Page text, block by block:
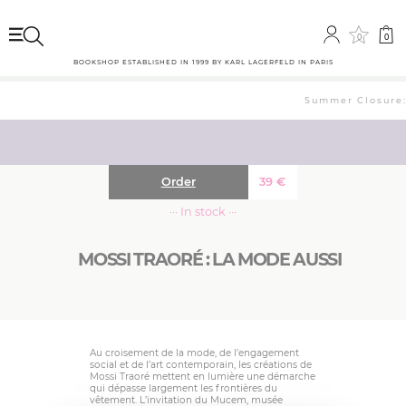
0 0
BOOKSHOP ESTABLISHED IN 1999 BY KARL LAGERFELD IN PARIS
Summer
MOSSI TRAORÉ : LA MODE AUSSI
39€
Order
··· In stock ···
Au croisement de la mode, de l’engagement
social et de l’art contemporain, les créations de
Mossi Traoré mettent en lumière une démarche
qui dépasse largement les frontières du
vêtement. L’invitation du Mucem, musée